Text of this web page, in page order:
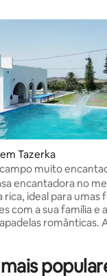
4,7 em 5 estrelas,
Tazerka
muito
encantadora no
rica, ideal para umas
com a sua família e
românticas.
minutos de carro